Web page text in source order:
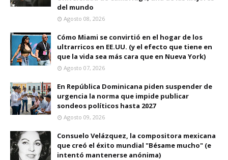
del mundo
Agosto 08, 2026
Cómo Miami se convirtió en el hogar de los
ultrarricos en EE.UU. (y el efecto que tiene en
que la vida sea más cara que en Nueva York)
Agosto 07, 2026
En República Dominicana piden suspender de
urgencia la norma que impide publicar
sondeos políticos hasta 2027
Agosto 09, 2026
Consuelo Velázquez, la compositora mexicana
que creó el éxito mundial "Bésame mucho" (e
intentó mantenerse anónima)